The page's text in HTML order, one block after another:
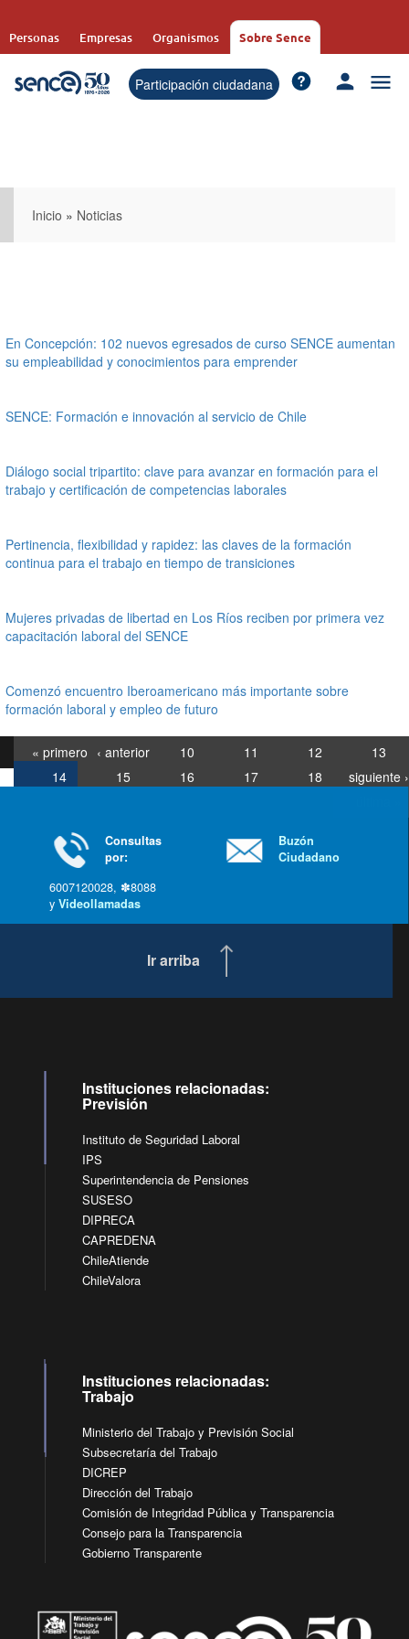
contenido
Personas Empresas Organismos Sobre Sence
Participación ciudadana
Inicio » Noticias
En Concepción: 102 nuevos egresados de curso SENCE aumentan
su empleabilidad y conocimientos para emprender
SENCE: Formación e innovación al servicio de Chile
Diálogo social tripartito: clave para avanzar en formación para el
trabajo y certificación de competencias laborales
Pertinencia, flexibilidad y rapidez: las claves de la formación
continua para el trabajo en tiempo de transiciones
Mujeres privadas de libertad en Los Ríos reciben por primera vez
capacitación laboral del SENCE
Comenzó encuentro Iberoamericano más importante sobre
formación laboral y empleo de futuro
« primero ‹ anterior 10 11 12
13
14
15 16 17 18
siguiente ›
Consultas
por:
6007120028, ✽8088
yVideollamadas
Buzón
Ciudadano
Ir arriba
Instituciones relacionadas:
Previsión
Instituto de Seguridad Laboral
IPS
Superintendencia de Pensiones
SUSESO
DIPRECA
CAPREDENA
ChileAtiende
ChileValora
Instituciones relacionadas:
Trabajo
Ministerio del Trabajo y Previsión Social
Subsecretaría del Trabajo
DICREP
Dirección del Trabajo
Comisión de Integridad Pública y Transparencia
Consejo para la Transparencia
Gobierno Transparente